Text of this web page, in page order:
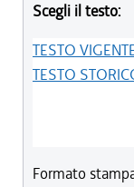
Scegli il testo:
TESTO
TESTO
Formato